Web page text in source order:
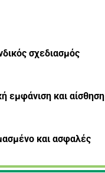
σχεδιασμός
εμφάνιση και αίσθηση
και ασφαλές